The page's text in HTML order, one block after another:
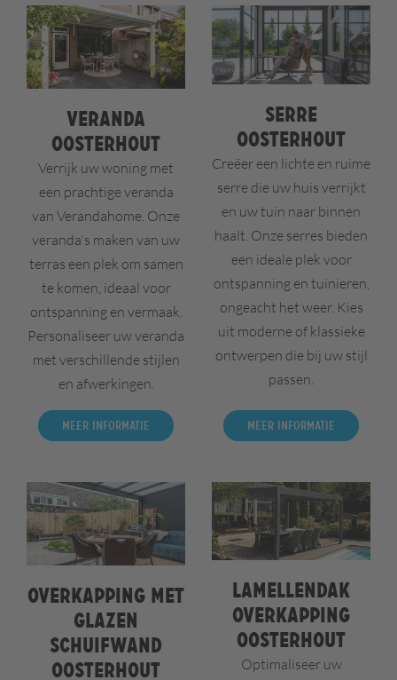
Veranda
Oosterhout
Verrijk uw woning met
een prachtige veranda
van Verandahome. Onze
veranda's maken van uw
terras een plek om samen
te komen, ideaal voor
ontspanning en vermaak.
Personaliseer uw veranda
met verschillende stijlen
en afwerkingen.
Meer informatie
Serre
Oosterhout
Creëer een lichte en ruime
serre die uw huis verrijkt
en uw tuin naar binnen
haalt. Onze serres bieden
een ideale plek voor
ontspanning en tuinieren,
ongeacht het weer. Kies
uit moderne of klassieke
ontwerpen die bij uw stijl
passen.
Meer informatie
Overkapping met
glazen
schuifwand
Oosterhout
Lamellendak
overkapping
Oosterhout
Optimaliseer uw